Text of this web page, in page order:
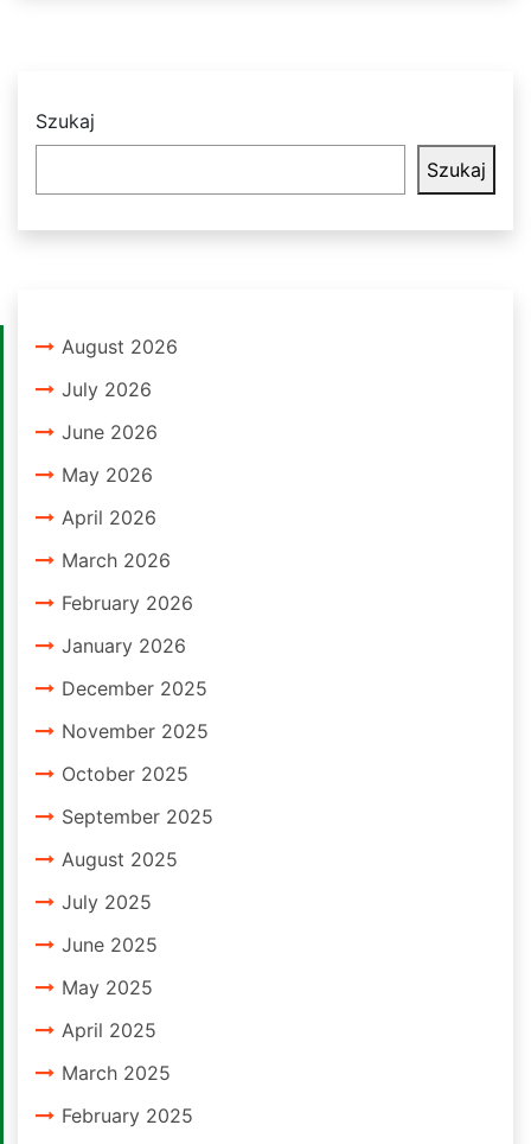
Szukaj
Szukaj
August 2026
July 2026
June 2026
May 2026
April 2026
March 2026
February 2026
January 2026
December 2025
November 2025
October 2025
September 2025
August 2025
July 2025
June 2025
May 2025
April 2025
March 2025
February 2025